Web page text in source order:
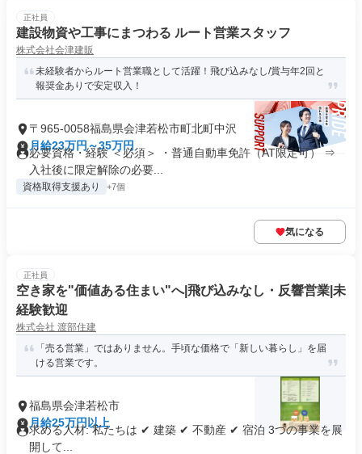
正社員
建設物資や工事にまつわる ルート営業スタッフ
株式会社会津建販
未経験者からルート営業職として活躍！飛び込みなし/賞与年2回と
報奨金ありで安定収入！
〒965-0058福島県会津若松市町北町中沢
月給23万円～35万円
必要資格・経験 ＜必須＞ ・普通自動車免許（AT限定可） ⇒
入社後に限定解除の必要...
資格取得支援あり +7個
気になる
正社員
空き家を"価値ある住まい"へ|飛び込みなし・反響営業|未
経験歓迎
株式会社 渡部住建
「売る営業」ではありません。手頃な価格で「新しい暮らし」を届
ける営業です。
福島県会津若松市
月給25万円以上
求める人材: 私たちは ✔ 建築 ✔ 不動産 ✔ 宿泊 3つの事業を展
開して...